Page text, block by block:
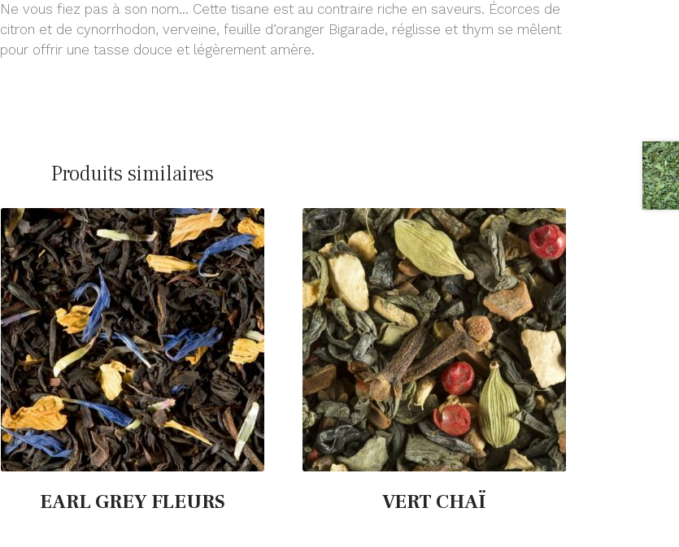
Ne vous fiez pas à son nom… Cette tisane est au contraire riche en saveurs. Écorces de
citron et de cynorrhodon, verveine, feuille d’oranger Bigarade, réglisse et thym se mêlent
pour offrir une tasse douce et légèrement amère.
Produits similaires
EARL GREY FLEURS VERT CHAÏ